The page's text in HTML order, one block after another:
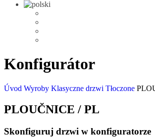
Konfigurátor
Úvod Wyroby Klasyczne drzwi Tłoczone
PLOUČNICE / PL
Skonfiguruj drzwi w konfiguratorze